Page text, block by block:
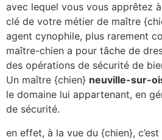
avec lequel vous vous apprêtez
clé de votre métier de maître
agent cynophile, plus rarement
maître-chien a pour tâche de
des opérations de sécurité de
Un maître {chien} neuville-sur-
le domaine lui appartenant, en
de sécurité.
en effet, à la vue du {chien},